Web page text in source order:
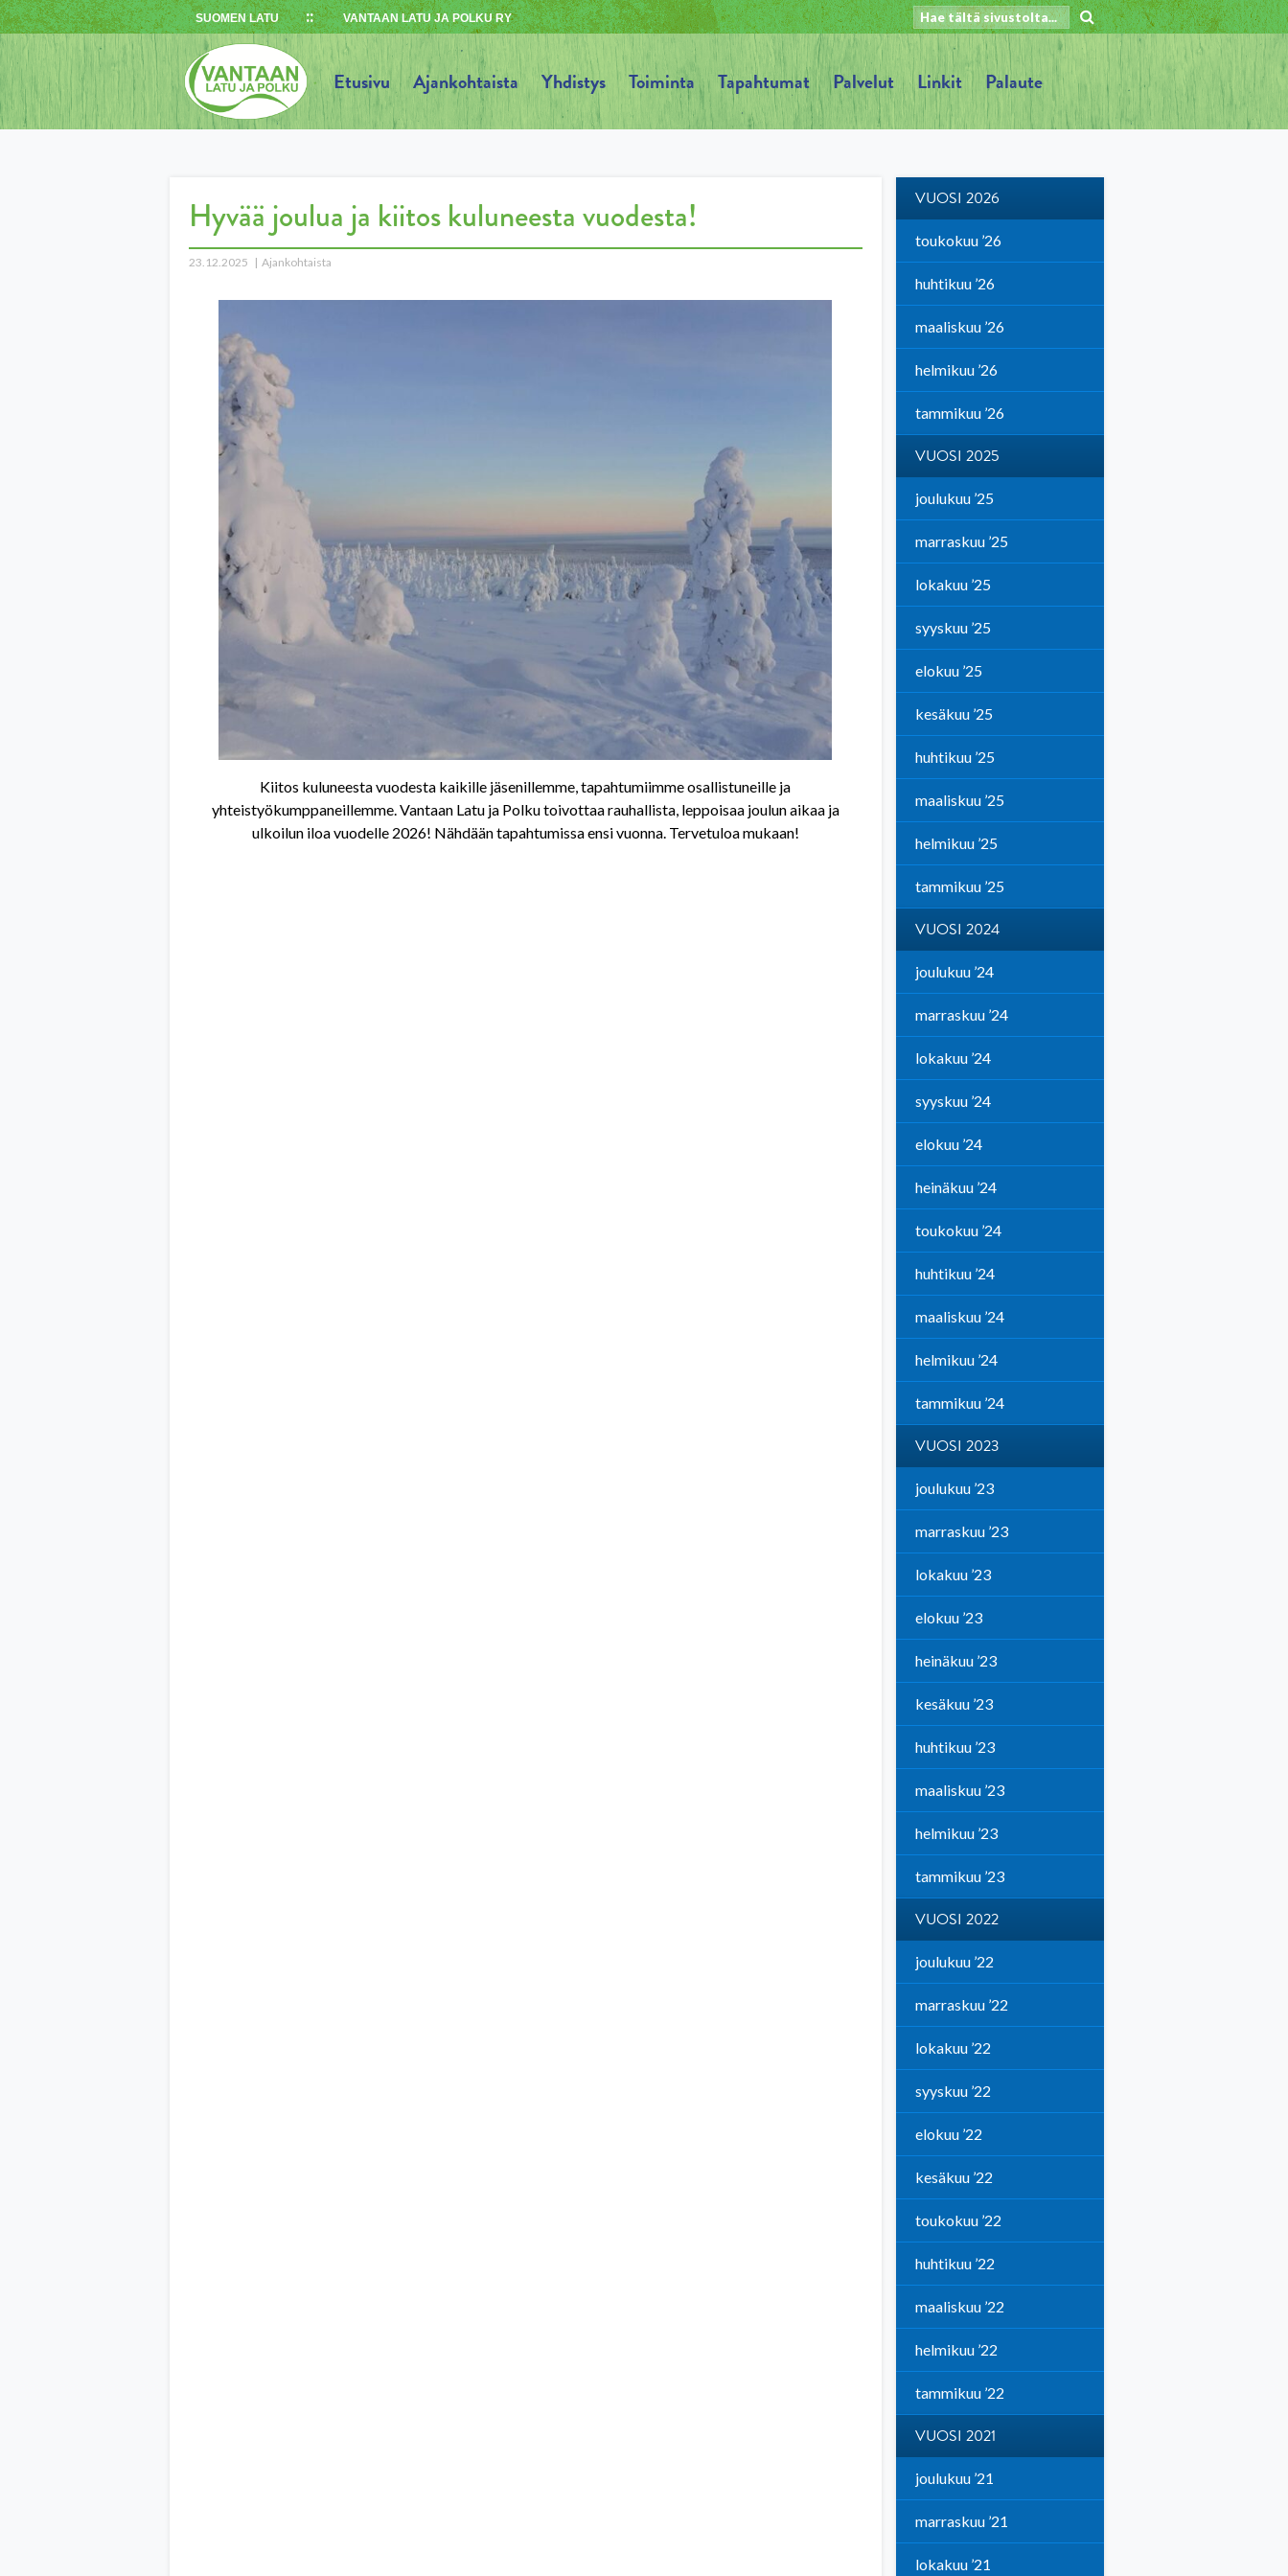
Skip
to
content
SUOMEN LATU VANTAAN LATU JA POLKU RY
Etusivu Ajankohtaista Yhdistys Toiminta Tapahtumat Palvelut Linkit Palaute
Hyvää joulua ja kiitos kuluneesta vuodesta!
23.12.2025 Ajankohtaista
Kiitos kuluneesta vuodesta kaikille jäsenillemme, tapahtumiimme osallistuneille ja
yhteistyökumppaneillemme. Vantaan Latu ja Polku toivottaa rauhallista, leppoisaa joulun aikaa ja
ulkoilun iloa vuodelle 2026! Nähdään tapahtumissa ensi vuonna. Tervetuloa mukaan!
VUOSI 2026
toukokuu ’26
huhtikuu ’26
maaliskuu ’26
helmikuu ’26
tammikuu ’26
VUOSI 2025
joulukuu ’25
marraskuu ’25
lokakuu ’25
syyskuu ’25
elokuu ’25
kesäkuu ’25
huhtikuu ’25
maaliskuu ’25
helmikuu ’25
tammikuu ’25
VUOSI 2024
joulukuu ’24
marraskuu ’24
lokakuu ’24
syyskuu ’24
elokuu ’24
heinäkuu ’24
toukokuu ’24
huhtikuu ’24
maaliskuu ’24
helmikuu ’24
tammikuu ’24
VUOSI 2023
joulukuu ’23
marraskuu ’23
lokakuu ’23
elokuu ’23
heinäkuu ’23
kesäkuu ’23
huhtikuu ’23
maaliskuu ’23
helmikuu ’23
tammikuu ’23
VUOSI 2022
joulukuu ’22
marraskuu ’22
lokakuu ’22
syyskuu ’22
elokuu ’22
kesäkuu ’22
toukokuu ’22
huhtikuu ’22
maaliskuu ’22
helmikuu ’22
tammikuu ’22
VUOSI 2021
joulukuu ’21
marraskuu ’21
lokakuu ’21